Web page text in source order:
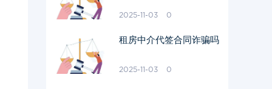
2025-11-03 0
租房中介代签合同诈骗吗
2025-11-03 0